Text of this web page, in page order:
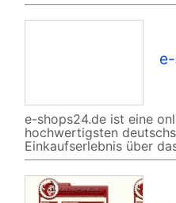
e-shops24.de ist eine
hochwertigsten
Einkaufserlebnis über